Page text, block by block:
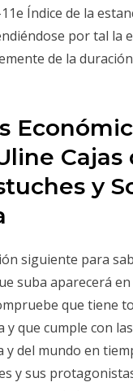
Índice de la
por tal la
de la
Cajas
y
siguiente para
suba aparecerá
que tiene
que cumple con
y del mundo en
y sus